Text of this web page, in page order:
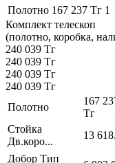
Полотно 167 237 Тг 1
Комплект телескоп
(полотно, коробка,
240 039 Тг
240 039 Тг
240 039 Тг
240 039 Тг
Полотно
167
Тг
Стойка
Дв.коро...
13
Добор Тип